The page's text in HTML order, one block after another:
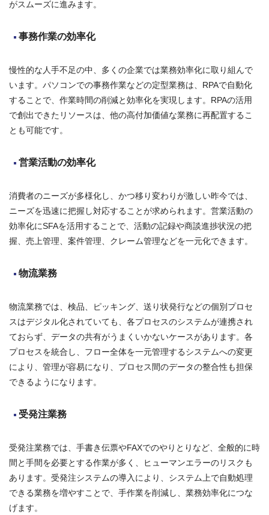
がスムーズに進みます。
事務作業の効率化
慢性的な人手不足の中、多くの企業では業務効率化に取り組んで
います。パソコンでの事務作業などの定型業務は、RPAで自動化
することで、作業時間の削減と効率化を実現します。RPAの活用
で創出できたリソースは、他の高付加価値な業務に再配置するこ
とも可能です。
営業活動の効率化
消費者のニーズが多様化し、かつ移り変わりが激しい昨今では、
ニーズを迅速に把握し対応することが求められます。営業活動の
効率化にSFAを活用することで、活動の記録や商談進捗状況の把
握、売上管理、案件管理、クレーム管理などを一元化できます。
物流業務
物流業務では、検品、ピッキング、送り状発行などの個別プロセ
スはデジタル化されていても、各プロセスのシステムが連携され
ておらず、データの共有がうまくいかないケースがあります。各
プロセスを統合し、フロー全体を一元管理するシステムへの変更
により、管理が容易になり、プロセス間のデータの整合性も担保
できるようになります。
受発注業務
受発注業務では、手書き伝票やFAXでのやりとりなど、全般的に時
間と手間を必要とする作業が多く、ヒューマンエラーのリスクも
あります。受発注システムの導入により、システム上で自動処理
できる業務を増やすことで、手作業を削減し、業務効率化につな
げます。